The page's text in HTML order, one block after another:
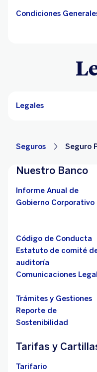
Condiciones
Legales
Seguros Seguro
Nuestro Banco
Informe Anual de
Gobierno Corporativo
Código de Conducta
Estatuto de comité
auditoría
Comunicaciones
Trámites y Gestiones
Reporte de
Sostenibilidad
Tarifas y
Tarifario